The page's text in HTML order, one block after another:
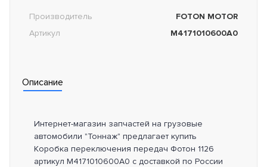
Производитель
FOTON MOTOR
Артикул
M4171010600A0
Описание
Интернет-магазин запчастей на грузовые
автомобили "Тоннаж" предлагает купить
Коробка переключения передач Фотон 1126
артикул M4171010600A0 с доставкой по России